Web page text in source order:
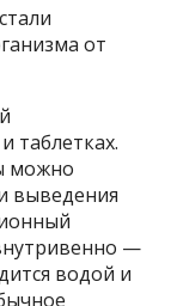
от
таблетках.
можно
выведения
—
водой и